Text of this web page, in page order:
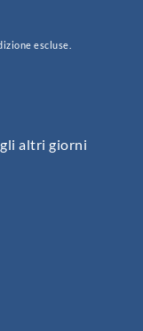
escluse.
altri giorni